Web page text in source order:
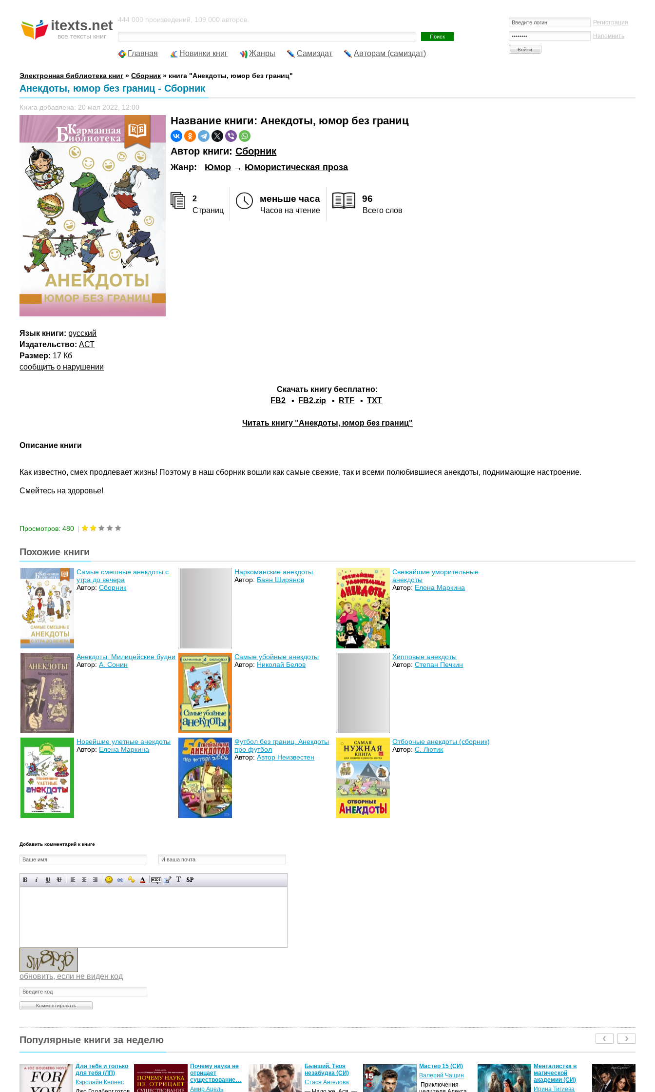
itexts.net
все тексты книг
Регистрация
Напомнить
444 000 произведений, 109 000 авторов.
Главная Новинки книг Жанры Самиздат Авторам (самиздат)
Электронная библиотека книг »Сборник » книга "Анекдоты, юмор без границ"
Анекдоты, юмор без границ - Сборник
Книга добавлена: 20 мая 2022, 12:00
Название книги:Анекдоты, юмор без границ
Автор книги:Сборник
Жанр: Юмор → Юмористическая проза
2
Страниц
меньше часа
Часов на чтение
96
Всего слов
Язык книги: русский
Издательство: АСТ
Размер: 17 Кб
сообщить о нарушении
Скачать книгу бесплатно:
FB2 ▪ FB2.zip ▪ RTF ▪TXT
Читать книгу "Анекдоты, юмор без границ"
Описание книги
Как известно, смех продлевает жизнь! Поэтому в наш сборник вошли как самые свежие, так и всеми полюбившиеся анекдоты, поднимающие настроение.
Смейтесь на здоровье!
Просмотров: 480 |
Похожие книги
Самые смешные анекдоты с
утра до вечера
Автор:Сборник
Наркоманские анекдоты
Автор: Баян Ширянов
Свежайшие уморительные
анекдоты
Автор: Елена Маркина
Анекдоты. Милицейские будни
Автор:А. Сонин
Самые убойные анекдоты
Автор: Николай Белов
Хипповые анекдоты
Автор:Степан Печкин
Новейшие улетные анекдоты
Автор: Елена Маркина
Футбол без границ. Анекдоты
про футбол
Автор:Автор Неизвестен
Отборные анекдоты (сборник)
Автор:С. Лютик
Добавить комментарий к книге
обновить, если не виден код
Популярные книги за неделю
Для тебя и только
для тебя (ЛП)
Кэролайн Кепнес
Почему наука не
отрицает
существование…
Амир Ацель
Бывший. Твоя
незабудка (СИ)
Стася Ангелова
Мастер 15 (СИ)
Валерий Чащин
Приключения
Менталистка в
магической
академии (СИ)
Ирина Тигиева